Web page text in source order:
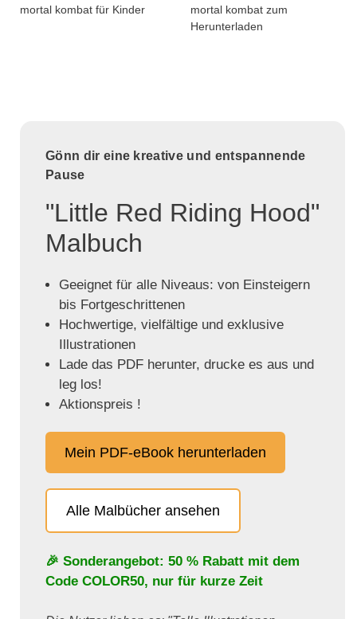
mortal kombat für Kinder
mortal kombat zum
Herunterladen
Gönn dir eine kreative und entspannende
Pause
"Little Red Riding Hood"
Malbuch
Geeignet für alle Niveaus: von Einsteigern
bis Fortgeschrittenen
Hochwertige, vielfältige und exklusive
Illustrationen
Lade das PDF herunter, drucke es aus und
leg los!
Aktionspreis !
Mein PDF-eBook herunterladen
Alle Malbücher ansehen
🎉 Sonderangebot: 50 % Rabatt mit dem
Code COLOR50, nur für kurze Zeit